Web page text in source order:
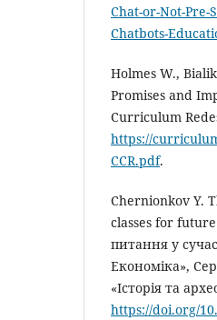
Chat-or-Not-Pre-
Chatbots-
Holmes W.,
Promises and
Curriculum
https://
CCR.pdf.
Chernionkov Y.
classes for
питання у
Економіка»,
«Історія та
https://doi.org/